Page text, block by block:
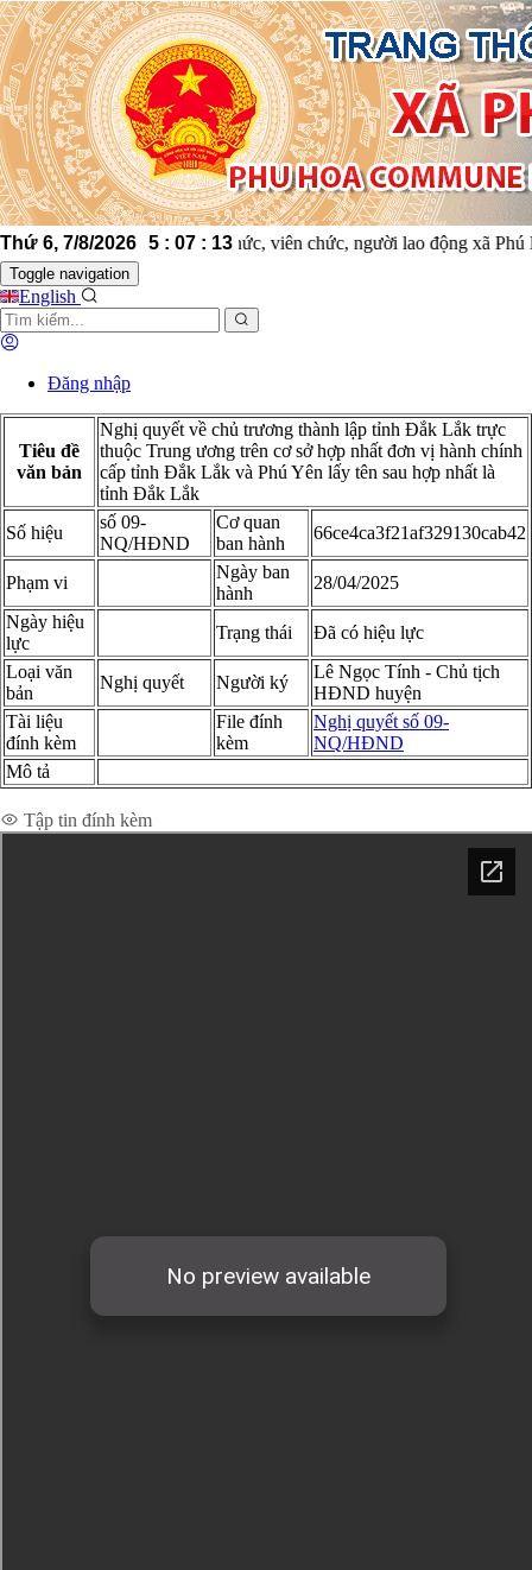
Thứ 6, 7/8/2026 5 : 07 : 14
Cán bộ, công chức, viên chức, người lao động xã Phú
Toggle navigation
English
Đăng nhập
Tiêu đề
văn bản
Nghị quyết về chủ trương thành lập tỉnh Đắk Lắk trực
thuộc Trung ương trên cơ sở hợp nhất đơn vị hành chính
cấp tỉnh Đắk Lắk và Phú Yên lấy tên sau hợp nhất là
tỉnh Đắk Lắk
Số hiệu
số 09-
NQ/HĐND
Cơ quan
ban hành
66ce4ca3f21af329130cab42
Phạm vi
Ngày ban
hành
28/04/2025
Ngày hiệu
lực
Trạng thái
Đã có hiệu lực
Loại văn
bản
Nghị quyết Người ký
Lê Ngọc Tính - Chủ tịch
HĐND huyện
Tài liệu
đính kèm
File đính
kèm
Nghị quyết số 09-
NQ/HĐND
Mô tả
Tập tin đính kèm